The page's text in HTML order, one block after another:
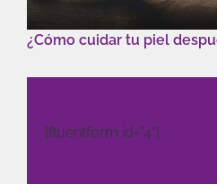
¿Cómo cuidar tu piel
[fluentform id="4"]